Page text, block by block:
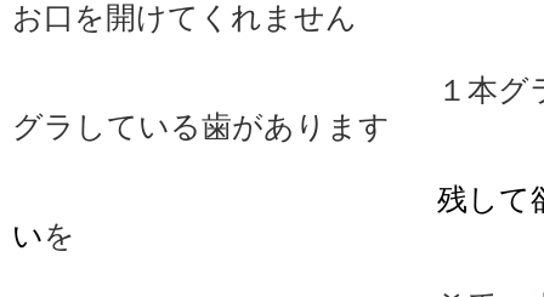
お口を開けてくれません
１本グ
グラしている歯があります
残して
いを